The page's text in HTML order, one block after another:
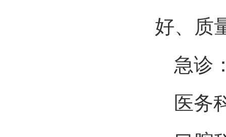
好、质
急诊
医务